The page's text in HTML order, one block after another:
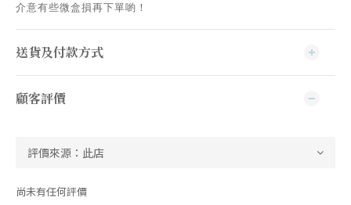
介意有些微盒損再下單喲！
送貨及付款方式
顧客評價
尚未有任何評價